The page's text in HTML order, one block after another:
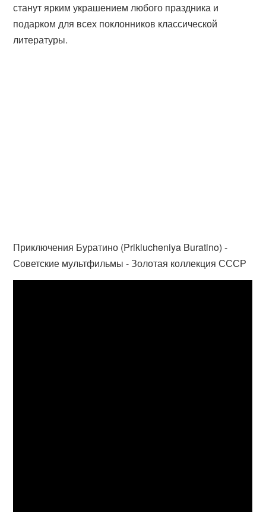
станут ярким украшением любого праздника и
подарком для всех поклонников классической
литературы.
Приключения Буратино (Priklucheniya Buratino) -
Советские мультфильмы - Золотая коллекция СССР